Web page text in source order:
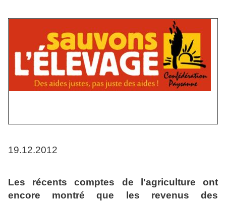
19.12.2012
Les récents comptes de l'agriculture ont
encore montré que les revenus des